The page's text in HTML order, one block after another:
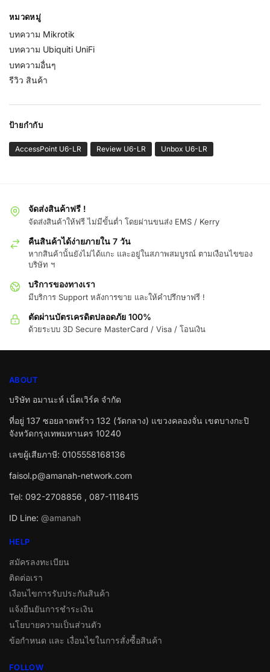
หมวดหมู่
บทความ Mikrotik
บทความ Ubiquiti UniFi
บทความอื่นๆ
รีวิว สินค้า
ป้ายกำกับ
AccessPoint U6-LR Review U6-LR Unbox U6-LR
จัดส่งสินค้าฟรี !
จัดส่งสินค้าให้ฟรี ไม่มีขั้นต่ำ โดยผ่านขนส่ง EMS / Kerry
คืนสินค้าได้ง่ายภายใน 7 วัน
หากสินค้านั้นยังไม่ได้แกะ และอยู่ในสภาพสมบูรณ์ ตามเงือนไขของ
บริษัท ฯ
บริการของทางเรา
มีบริการ Support หลังการขาย และให้คำปรึกษาฟรี !
ตัดผ่านบัตรเครดิตปลอดภัย 100%
ด้วยระบบ 3D Secure MasterCard / Visa / โอนเงิน
ABOUT
บริษัท อมานะห์ เน็ตเวิร์ค จำกัด
ที่อยู่ 137 ซอยลาดพร้าว 132 (วัดกลาง) แขวงคลองจั่น เขตบางกะปิ
จังหวัดกรุงเทพมหานคร 10240
เลขผู้เสียภาษี: 0105558168136
faisol.p@amanah-network.com
Tel: 092-2708856 , 087-1118415
ID Line: @amanah
HELP
สมัครลงทะเบียน
ติดต่อเรา
เงือนไขการรับประกันสินค้า
แจ้งยืนยันการชำระเงิน
นโยบายความเป็นส่วนตัว
ข้อกำหนด และ เงื่อนไขในการสั่งซื้อสินค้า
FOLLOW